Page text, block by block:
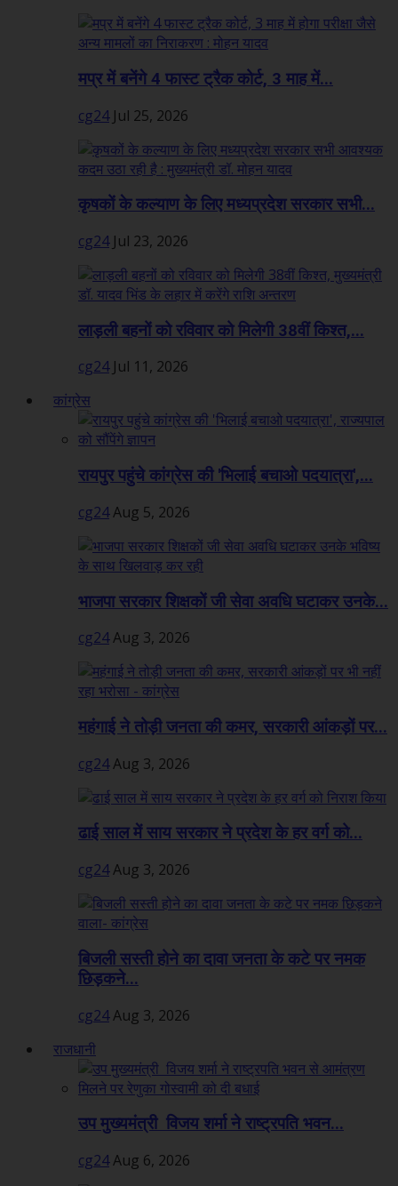
मप्र में बनेंगे 4 फास्ट ट्रैक कोर्ट, 3 माह में...
cg24 Jul 25, 2026
कृषकों के कल्याण के लिए मध्यप्रदेश सरकार सभी...
cg24 Jul 23, 2026
लाड़ली बहनों को रविवार को मिलेगी 38वीं किश्त,...
cg24 Jul 11, 2026
कांग्रेस
रायपुर पहुंचे कांग्रेस की 'भिलाई बचाओ पदयात्रा',...
cg24Aug 5, 2026
भाजपा सरकार शिक्षकों जी सेवा अवधि घटाकर उनके...
cg24Aug 3, 2026
महंगाई ने तोड़ी जनता की कमर, सरकारी आंकड़ों पर...
cg24Aug 3, 2026
ढाई साल में साय सरकार ने प्रदेश के हर वर्ग को...
cg24Aug 3, 2026
बिजली सस्ती होने का दावा जनता के कटे पर नमक
छिड़कने...
cg24Aug 3, 2026
राजधानी
उप मुख्यमंत्री विजय शर्मा ने राष्ट्रपति भवन...
cg24Aug 6, 2026